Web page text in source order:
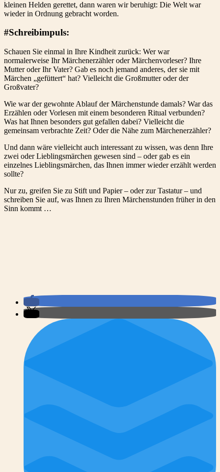
kleinen Helden gerettet, dann waren wir beruhigt: Die Welt war
wieder in Ordnung gebracht worden.
#Schreibimpuls:
Schauen Sie einmal in Ihre Kindheit zurück: Wer war
normalerweise Ihr Märchenerzähler oder Märchenvorleser? Ihre
Mutter oder Ihr Vater? Gab es noch jemand anderes, der sie mit
Märchen „gefüttert“ hat? Vielleicht die Großmutter oder der
Großvater?
Wie war der gewohnte Ablauf der Märchenstunde damals? War das
Erzählen oder Vorlesen mit einem besonderen Ritual verbunden?
Was hat Ihnen besonders gut gefallen dabei? Vielleicht die
gemeinsam verbrachte Zeit? Oder die Nähe zum Märchenerzähler?
Und dann wäre vielleicht auch interessant zu wissen, was denn Ihre
zwei oder Lieblingsmärchen gewesen sind – oder gab es ein
einzelnes Lieblingsmärchen, das Ihnen immer wieder erzählt werden
sollte?
Nur zu, greifen Sie zu Stift und Papier – oder zur Tastatur – und
schreiben Sie auf, was Ihnen zu Ihren Märchenstunden früher in den
Sinn kommt …